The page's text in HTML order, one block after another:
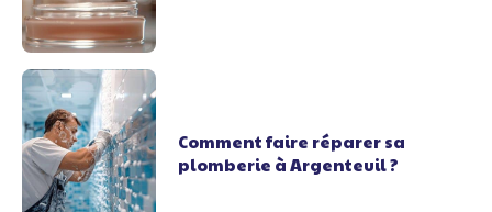
Comment faire réparer sa
plomberie à Argenteuil ?